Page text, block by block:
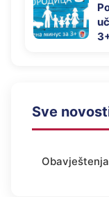
Sve
Obavještenja